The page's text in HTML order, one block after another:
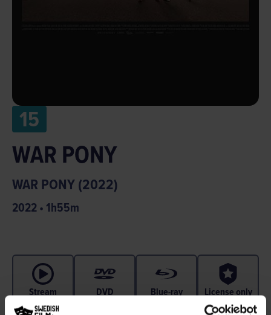
15
WAR PONY
WAR PONY (2022)
2022•1h55m
Stream DVD Blue-ray License only